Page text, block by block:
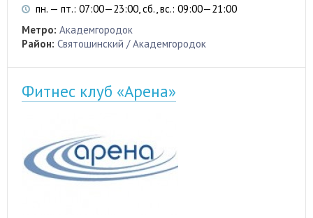
пн. — пт.: 07:00—23:00, сб., вс.: 09:00—21:00
Метро: Академгородок
Район: Святошинский / Академгородок
Фитнес клуб «Арена»